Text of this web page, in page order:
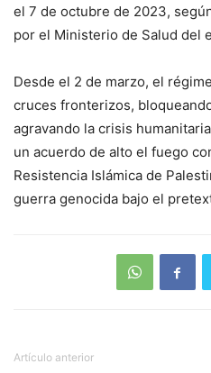
el 7 de octubre de 2023,
por el Ministerio de Salud del
Desde el 2 de marzo, el
cruces fronterizos,
agravando la crisis
un acuerdo de alto el fuego
Resistencia Islámica de
guerra genocida bajo el
Artículo anterior